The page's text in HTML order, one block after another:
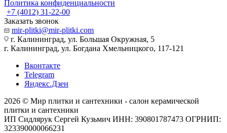
Политика конфиденциальности
+7 (4012) 31-22-00
Заказать звонок
mir-plitki@mir-plitki.com
г. Калининград, ул. Большая Окружная, 5
г. Калининград, ул. Богдана Хмельницкого, 117-121
Вконтакте
Telegram
Яндекс.Дзен
2026 © Мир плитки и сантехники - салон керамической
плитки и сантехники
ИП Сидлярук Сергей Кузьмич ИНН: 390801787473 ОГРНИП:
323390000066231